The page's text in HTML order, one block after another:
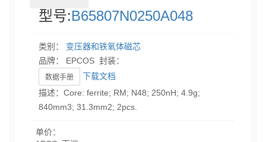
型号:B65807N0250A048
类别： 变压器和铁氧体磁芯
品牌： EPCOS 封装：
数据手册
下载文档
描述：Core: ferrite; RM; N48; 250nH; 4.9g;
840mm3; 31.3mm2; 2pcs.
单价：